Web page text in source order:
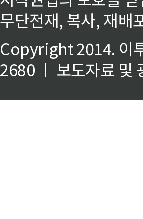
무단전재, 복사, 재배
Copyright 2014. 이
2680 ㅣ 보도자료